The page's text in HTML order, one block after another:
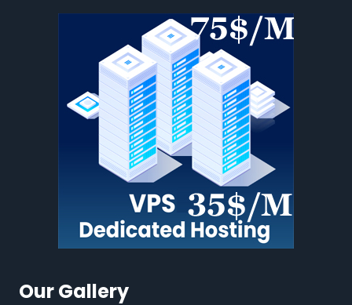
Our Gallery